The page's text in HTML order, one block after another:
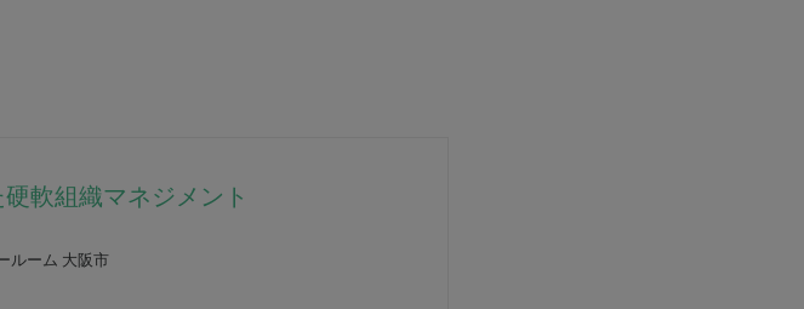
軟組織マネジメント
ルーム 大阪市